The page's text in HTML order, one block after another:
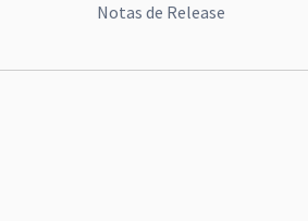
Notas de Release